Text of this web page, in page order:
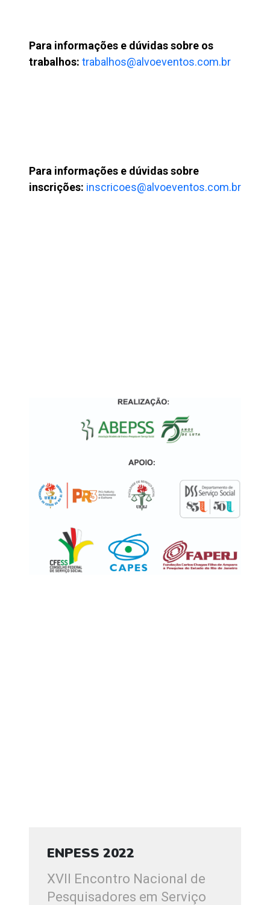
Para informações e dúvidas sobre os
trabalhos: trabalhos@alvoeventos.com.br
Para informações e dúvidas sobre
inscrições: inscricoes@alvoeventos.com.br
ENPESS 2022
XVII Encontro Nacional de
Pesquisadores em Serviço